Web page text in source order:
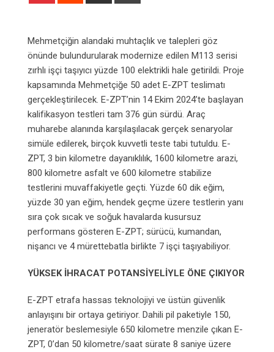
Mehmetçiğin alandaki muhtaçlık ve talepleri göz
önünde bulundurularak modernize edilen M113 serisi
zırhlı işçi taşıyıcı yüzde 100 elektrikli hale getirildi. Proje
kapsamında Mehmetçiğe 50 adet E-ZPT teslimatı
gerçekleştirilecek. E-ZPT’nin 14 Ekim 2024’te başlayan
kalifikasyon testleri tam 376 gün sürdü. Araç
muharebe alanında karşılaşılacak gerçek senaryolar
simüle edilerek, birçok kuvvetli teste tabi tutuldu. E-
ZPT, 3 bin kilometre dayanıklılık, 1600 kilometre arazi,
800 kilometre asfalt ve 600 kilometre stabilize
testlerini muvaffakiyetle geçti. Yüzde 60 dik eğim,
yüzde 30 yan eğim, hendek geçme üzere testlerin yanı
sıra çok sıcak ve soğuk havalarda kusursuz
performans gösteren E-ZPT; sürücü, kumandan,
nişancı ve 4 mürettebatla birlikte 7 işçi taşıyabiliyor.
YÜKSEK İHRACAT POTANSİYELİYLE ÖNE ÇIKIYOR
E-ZPT etrafa hassas teknolojiyi ve üstün güvenlik
anlayışını bir ortaya getiriyor. Dahili pil paketiyle 150,
jeneratör beslemesiyle 650 kilometre menzile çıkan E-
ZPT, 0’dan 50 kilometre/saat sürate 8 saniye üzere